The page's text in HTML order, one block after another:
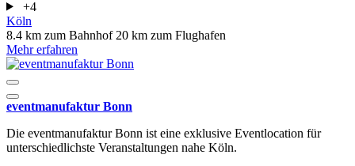
+4
Köln
8.4 km zum Bahnhof 20 km zum Flughafen
Mehr erfahren
eventmanufaktur Bonn
Die eventmanufaktur Bonn ist eine exklusive Eventlocation für
unterschiedlichste Veranstaltungen nahe Köln.